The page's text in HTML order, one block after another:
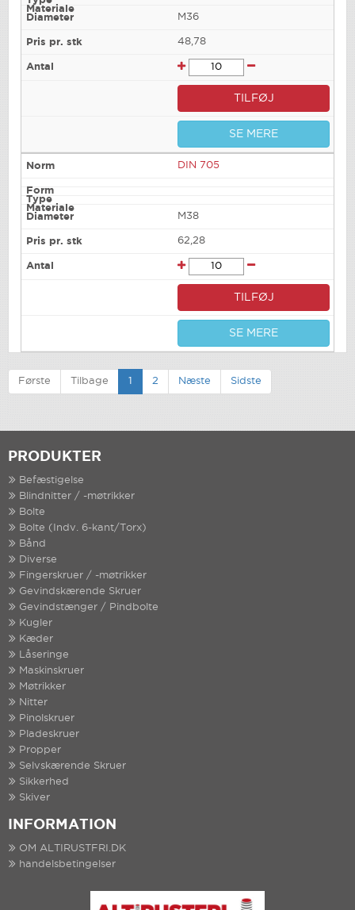
M36
48,78
TILFØJ
SE MERE
DIN 705
M38
62,28
TILFØJ
SE MERE
Første Tilbage 1 2 Næste Sidste
PRODUKTER
Befæstigelse
Blindnitter / -møtrikker
Bolte
Bolte (Indv. 6-kant/Torx)
Bånd
Diverse
Fingerskruer / -møtrikker
Gevindskærende Skruer
Gevindstænger / Pindbolte
Kugler
Kæder
Låseringe
Maskinskruer
Møtrikker
Nitter
Pinolskruer
Pladeskruer
Propper
Selvskærende Skruer
Sikkerhed
Skiver
INFORMATION
OM ALTIRUSTFRI.DK
handelsbetingelser